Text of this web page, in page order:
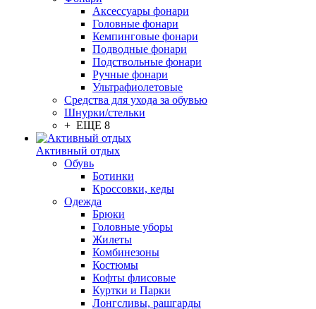
Аксессуары фонари
Головные фонари
Кемпинговые фонари
Подводные фонари
Подствольные фонари
Ручные фонари
Ультрафиолетовые
Средства для ухода за обувью
Шнурки/стельки
+ ЕЩЕ 8
Активный отдых
Обувь
Ботинки
Кроссовки, кеды
Одежда
Брюки
Головные уборы
Жилеты
Комбинезоны
Костюмы
Кофты флисовые
Куртки и Парки
Лонгсливы, рашгарды